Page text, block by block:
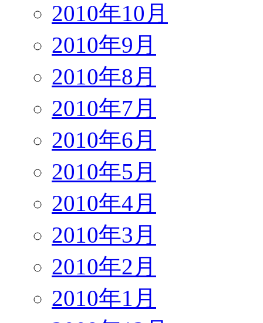
2010年10月
2010年9月
2010年8月
2010年7月
2010年6月
2010年5月
2010年4月
2010年3月
2010年2月
2010年1月